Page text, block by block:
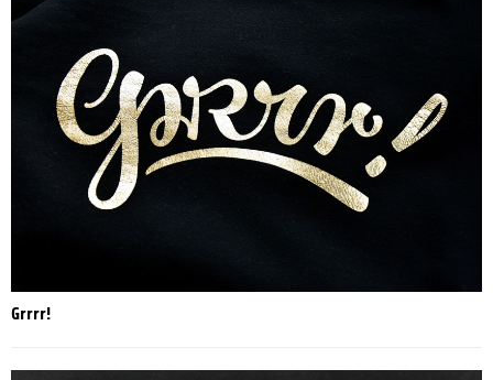
Grrrr!